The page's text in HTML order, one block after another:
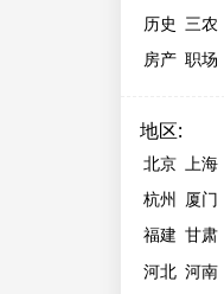
历史 三农
房产 职场
地区:
北京 上海
杭州 厦门
福建 甘肃
河北 河南